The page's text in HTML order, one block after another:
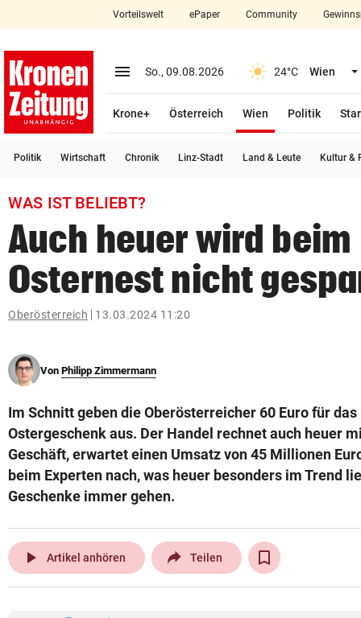
closeSchließen
account_circle Anmelden
arrow_right
search
Suchbegriff
eingeben
© Krone Multimedia GmbH & Co KG 2026
Vorteilswelt ePaper Community
menu Menü aufklappen
So., 09.08.2026 24°C Wien
Krone+ Österreich Wien
Politik
Politik Wirtschaft Chronik Linz-Stadt Land & Leute Kultur &
WAS IST BELIEBT?
Auch heuer wird beim
Osternest nicht
Oberösterreich 13.03.2024 11:20
Von Philipp Zimmermann
Im Schnitt geben die Oberösterreicher 60 Euro für das
Ostergeschenk aus. Der Handel rechnet auch heuer
Geschäft, erwartet einen Umsatz von 45 Millionen
beim Experten nach, was heuer besonders im Trend
Geschenke immer gehen.
play_arrow Artikel anhören Teilen